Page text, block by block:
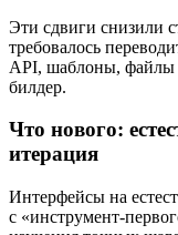
Эти сдвиги снизили
требовалось
API, шаблоны, файлы
билдер.
Что нового:
итерация
Интерфейсы на
с